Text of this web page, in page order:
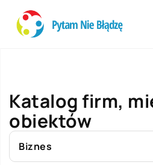
Katalog firm,
obiektów
Biznes